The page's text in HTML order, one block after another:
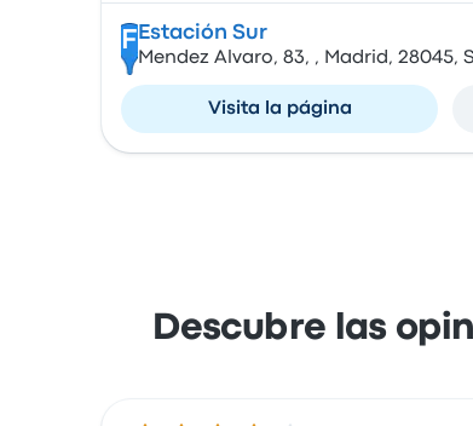
F Estación Sur
Mendez Alvaro, 83, , Madrid, 28045,
Visita la página
Descubre las